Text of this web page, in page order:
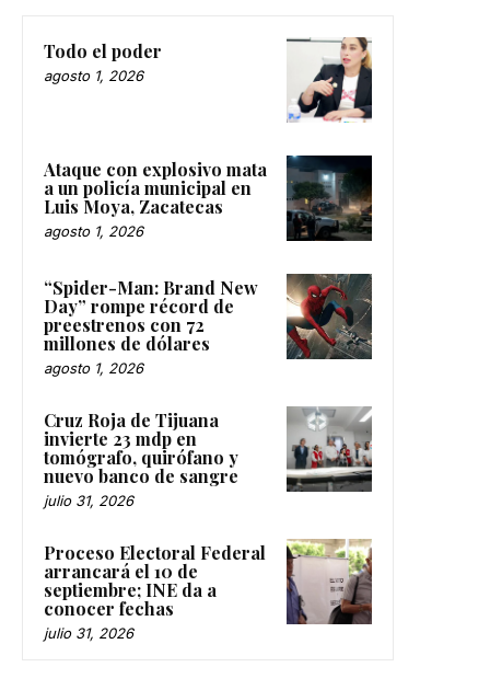
Todo el poder
agosto 1, 2026
Ataque con explosivo mata
a un policía municipal en
Luis Moya, Zacatecas
agosto 1, 2026
“Spider-Man: Brand New
Day” rompe récord de
preestrenos con 72
millones de dólares
agosto 1, 2026
Cruz Roja de Tijuana
invierte 23 mdp en
tomógrafo, quirófano y
nuevo banco de sangre
julio 31, 2026
Proceso Electoral Federal
arrancará el 10 de
septiembre; INE da a
conocer fechas
julio 31, 2026